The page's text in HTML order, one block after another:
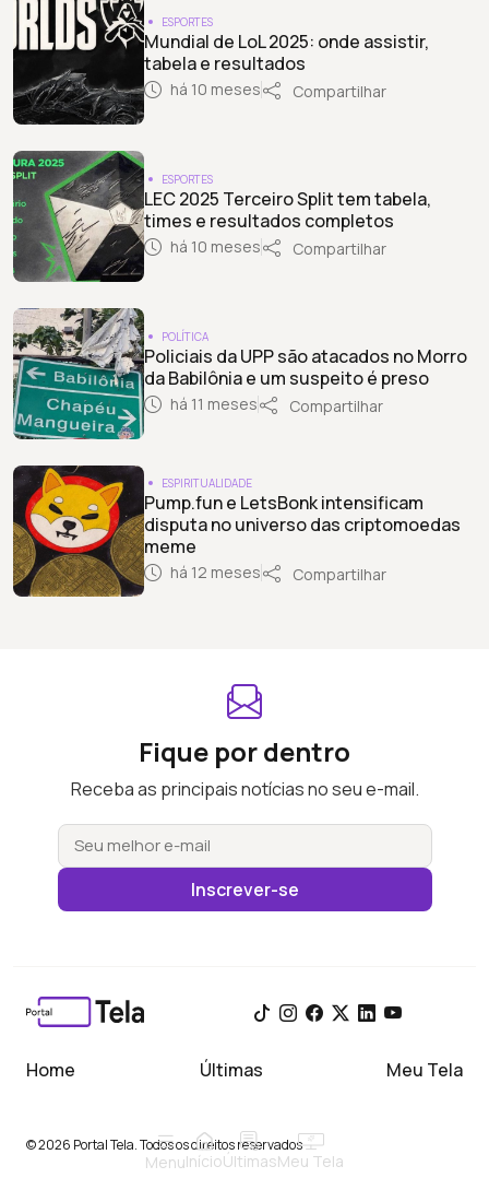
MenuInícioÚltimasMeu Tela
ESPORTES
Mundial de LoL 2025: onde assistir,
tabela e resultados
há 10 meses Compartilhar
ESPORTES
LEC 2025 Terceiro Split tem tabela,
times e resultados completos
há 10 meses Compartilhar
POLÍTICA
Policiais da UPP são atacados no Morro
da Babilônia e um suspeito é preso
há 11 meses Compartilhar
ESPIRITUALIDADE
Pump.fun e LetsBonk intensificam
disputa no universo das criptomoedas
meme
há 12 meses Compartilhar
Fique por dentro
Receba as principais notícias no seu e-mail.
Inscrever-se
Home Últimas Meu Tela
© 2026 Portal Tela. Todos os direitos reservados